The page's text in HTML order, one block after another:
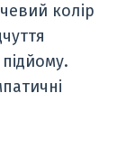
колір